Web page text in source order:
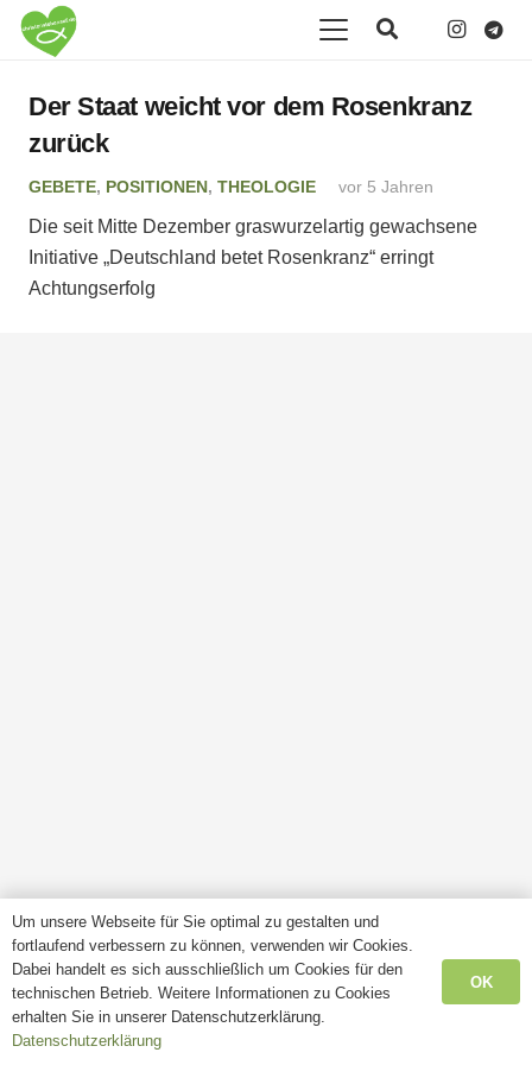
Der Staat weicht vor dem Rosenkranz
zurück
GEBETE, POSITIONEN, THEOLOGIE vor 5 Jahren
Die seit Mitte Dezember graswurzelartig gewachsene
Initiative „Deutschland betet Rosenkranz“ erringt
Achtungserfolg
Um unsere Webseite für Sie optimal zu gestalten und
fortlaufend verbessern zu können, verwenden wir Cookies.
Dabei handelt es sich ausschließlich um Cookies für den
technischen Betrieb. Weitere Informationen zu Cookies
erhalten Sie in unserer Datenschutzerklärung.
Datenschutzerklärung
OK